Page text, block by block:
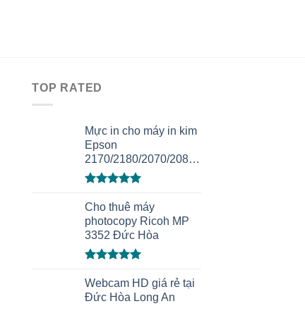
TOP RATED
Mực in cho máy in kim
Epson
2170/2180/2070/2080/2190
hạng5.00
5 sao
Cho thuê máy
photocopy Ricoh MP
3352 Đức Hòa
hạng5.00
5 sao
Webcam HD giá rẻ tại
Đức Hòa Long An